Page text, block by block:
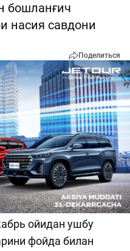
бошланғич
насия савдони
Поделиться
ойидан ушбу
фойда билан